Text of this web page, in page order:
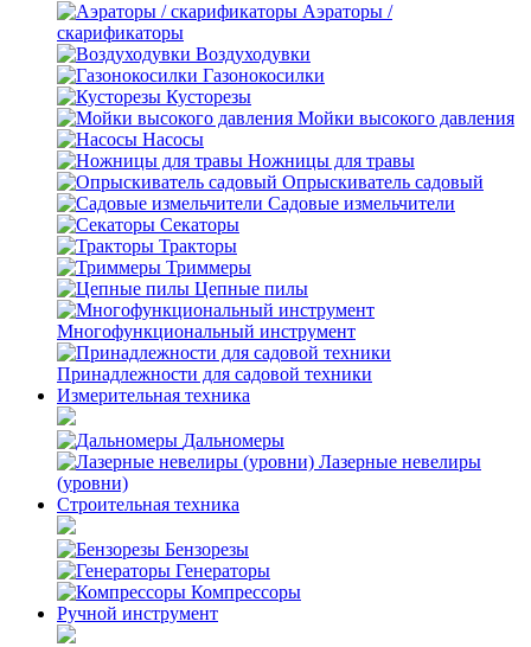
Аэраторы /
скарификаторы
Воздуходувки
Газонокосилки
Кусторезы
Мойки высокого давления
Насосы
Ножницы для травы
Опрыскиватель садовый
Садовые измельчители
Секаторы
Тракторы
Триммеры
Цепные пилы
Многофункциональный инструмент
Принадлежности для садовой техники
Измерительная техника
Дальномеры
Лазерные невелиры
(уровни)
Строительная техника
Бензорезы
Генераторы
Компрессоры
Ручной инструмент